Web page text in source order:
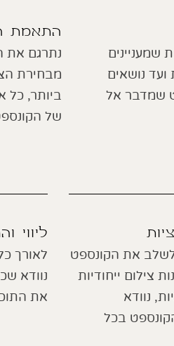
שמעניינים
נושאים
שמדבר אל
התאמת
נתרגם את
מבחירת
ביותר, כל
של
לשלב את הקונספט
צילום ייחודיות
נוודא
בכל
ליווי
לאורך
נוודא
את